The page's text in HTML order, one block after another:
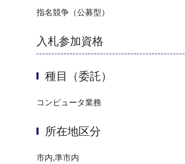
指名競争（公募型）
入札参加資格
種目（委託）
コンピュータ業務
所在地区分
市内,準市内